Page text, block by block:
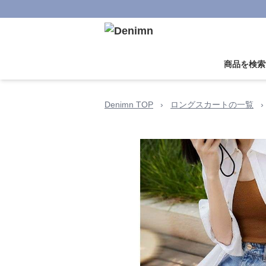
商品を検
Denimn TOP › ロングスカートの一覧 ›